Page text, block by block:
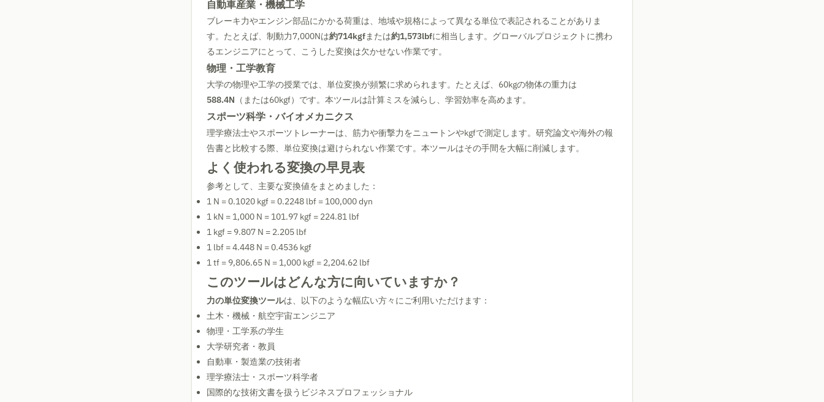
自動車産業・機械工学
ブレーキ力やエンジン部品にかかる荷重は、地域や規格によって異なる単位で表記されることがありま
す。たとえば、制動力7,000Nは約714kgfまたは約1,573lbfに相当します。グローバルプロジェクトに携わ
るエンジニアにとって、こうした変換は欠かせない作業です。
物理・工学教育
大学の物理や工学の授業では、単位変換が頻繁に求められます。たとえば、60kgの物体の重力は
588.4N （または60kgf）です。本ツールは計算ミスを減らし、学習効率を高めます。
スポーツ科学・バイオメカニクス
理学療法士やスポーツトレーナーは、筋力や衝撃力をニュートンやkgfで測定します。研究論文や海外の報
告書と比較する際、単位変換は避けられない作業です。本ツールはその手間を大幅に削減します。
よく使われる変換の早見表
参考として、主要な変換値をまとめました：
1 N = 0.1020 kgf = 0.2248 lbf = 100,000 dyn
1 kN = 1,000 N = 101.97 kgf = 224.81 lbf
1 kgf = 9.807 N = 2.205 lbf
1 lbf = 4.448 N = 0.4536 kgf
1 tf = 9,806.65 N = 1,000 kgf = 2,204.62 lbf
このツールはどんな方に向いていますか？
力の単位変換ツールは、以下のような幅広い方々にご利用いただけます：
土木・機械・航空宇宙エンジニア
物理・工学系の学生
大学研究者・教員
自動車・製造業の技術者
理学療法士・スポーツ科学者
国際的な技術文書を扱うビジネスプロフェッショナル